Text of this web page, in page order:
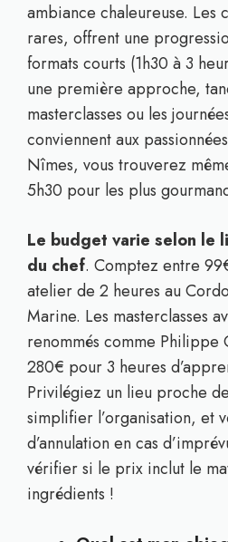
ambiance chaleureuse. Les
rares, offrent une
formats courts (1h30 à 3
une première approche,
masterclasses ou les
conviennent aux
Nîmes, vous trouverez
5h30 pour les plus
Le budget varie selon le
du chef. Comptez entre
atelier de 2 heures au
Marine. Les masterclasses
renommés comme Philippe
280€ pour 3 heures
Privilégiez un lieu proche
simplifier l’organisation, et
d’annulation en cas
vérifier si le prix inclut le
ingrédients !